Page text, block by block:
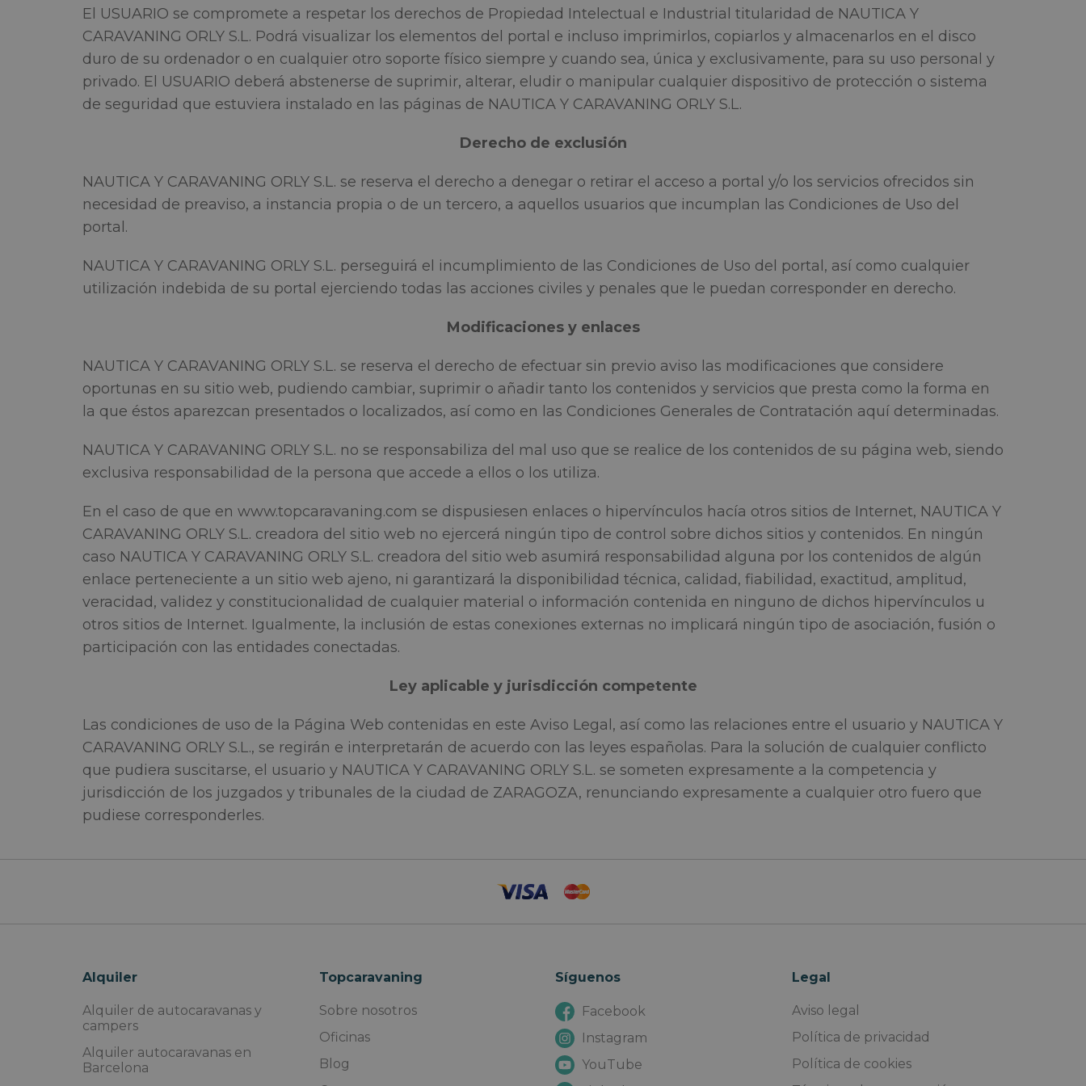
El USUARIO se compromete a respetar los derechos de Propiedad Intelectual e Industrial titularidad de NAUTICA Y
CARAVANING ORLY S.L. Podrá visualizar los elementos del portal e incluso imprimirlos, copiarlos y almacenarlos en el disco
duro de su ordenador o en cualquier otro soporte físico siempre y cuando sea, única y exclusivamente, para su uso personal y
privado. El USUARIO deberá abstenerse de suprimir, alterar, eludir o manipular cualquier dispositivo de protección o sistema
de seguridad que estuviera instalado en las páginas de NAUTICA Y CARAVANING ORLY S.L.
Derecho de exclusión
NAUTICA Y CARAVANING ORLY S.L. se reserva el derecho a denegar o retirar el acceso a portal y/o los servicios ofrecidos sin
necesidad de preaviso, a instancia propia o de un tercero, a aquellos usuarios que incumplan las Condiciones de Uso del
portal.
NAUTICA Y CARAVANING ORLY S.L. perseguirá el incumplimiento de las Condiciones de Uso del portal, así como cualquier
utilización indebida de su portal ejerciendo todas las acciones civiles y penales que le puedan corresponder en derecho.
Modificaciones y enlaces
NAUTICA Y CARAVANING ORLY S.L. se reserva el derecho de efectuar sin previo aviso las modificaciones que considere
oportunas en su sitio web, pudiendo cambiar, suprimir o añadir tanto los contenidos y servicios que presta como la forma en
la que éstos aparezcan presentados o localizados, así como en las Condiciones Generales de Contratación aquí determinadas.
NAUTICA Y CARAVANING ORLY S.L. no se responsabiliza del mal uso que se realice de los contenidos de su página web, siendo
exclusiva responsabilidad de la persona que accede a ellos o los utiliza.
En el caso de que en www.topcaravaning.com se dispusiesen enlaces o hipervínculos hacía otros sitios de Internet, NAUTICA Y
CARAVANING ORLY S.L. creadora del sitio web no ejercerá ningún tipo de control sobre dichos sitios y contenidos. En ningún
caso NAUTICA Y CARAVANING ORLY S.L. creadora del sitio web asumirá responsabilidad alguna por los contenidos de algún
enlace perteneciente a un sitio web ajeno, ni garantizará la disponibilidad técnica, calidad, fiabilidad, exactitud, amplitud,
veracidad, validez y constitucionalidad de cualquier material o información contenida en ninguno de dichos hipervínculos u
otros sitios de Internet. Igualmente, la inclusión de estas conexiones externas no implicará ningún tipo de asociación, fusión o
participación con las entidades conectadas.
Ley aplicable y jurisdicción competente
Las condiciones de uso de la Página Web contenidas en este Aviso Legal, así como las relaciones entre el usuario y NAUTICA Y
CARAVANING ORLY S.L., se regirán e interpretarán de acuerdo con las leyes españolas. Para la solución de cualquier conflicto
que pudiera suscitarse, el usuario y NAUTICA Y CARAVANING ORLY S.L. se someten expresamente a la competencia y
jurisdicción de los juzgados y tribunales de la ciudad de ZARAGOZA, renunciando expresamente a cualquier otro fuero que
pudiese corresponderles.
Alquiler
Alquiler de autocaravanas y
campers
Alquiler autocaravanas en
Barcelona
Topcaravaning
Sobre nosotros
Oficinas
Blog
Síguenos
Facebook
Instagram
YouTube
Legal
Aviso legal
Política de privacidad
Política de cookies